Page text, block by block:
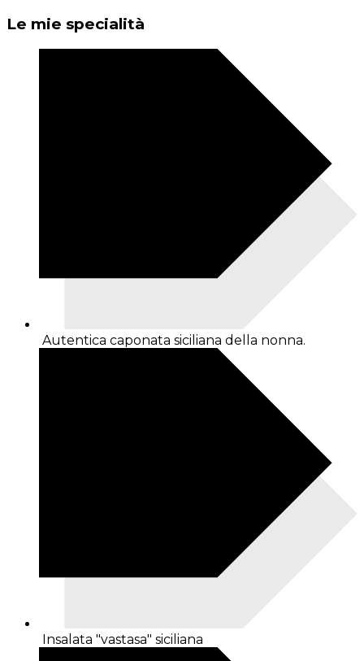
Le mie specialità
Autentica caponata siciliana della nonna.
Insalata "vastasa" siciliana